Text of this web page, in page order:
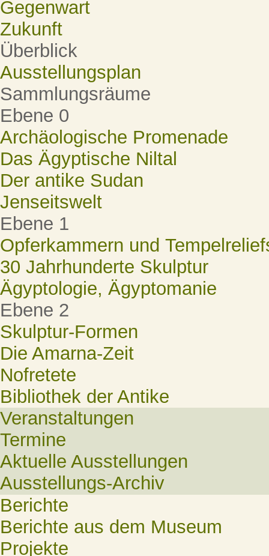
Gegenwart
Zukunft
Überblick
Ausstellungsplan
Sammlungsräume
Ebene 0
Archäologische Promenade
Das Ägyptische Niltal
Der antike Sudan
Jenseitswelt
Ebene 1
Opferkammern und
30 Jahrhunderte Skulptur
Ägyptologie, Ägyptomanie
Ebene 2
Skulptur-Formen
Die Amarna-Zeit
Nofretete
Bibliothek der Antike
Veranstaltungen
Termine
Aktuelle Ausstellungen
Ausstellungs-Archiv
Berichte
Berichte aus dem Museum
Projekte